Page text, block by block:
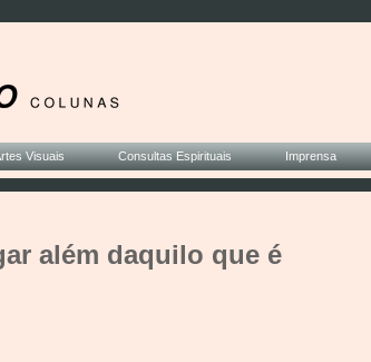
Visuais Consultas Espirituais Imprensa
além daquilo que é